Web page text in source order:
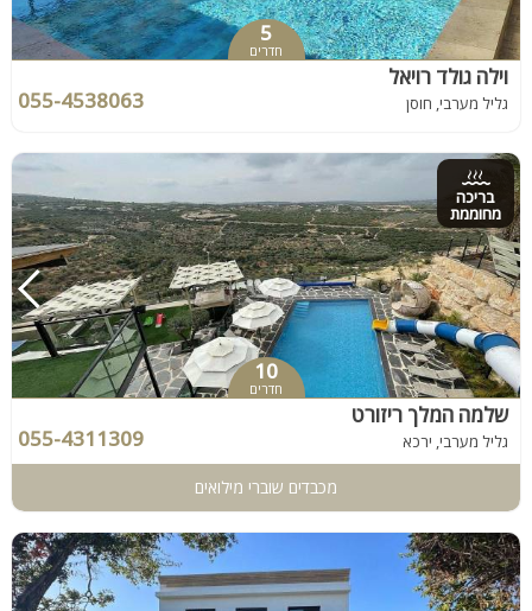
5
חדרים
וילה גולד רויאל
גליל מערבי, חוסן 055-4538063
בריכה
מחוממת
10
חדרים
שלמה המלך ריזורט
גליל מערבי, ירכא 055-4311309
מכבדים שוברי מילואים